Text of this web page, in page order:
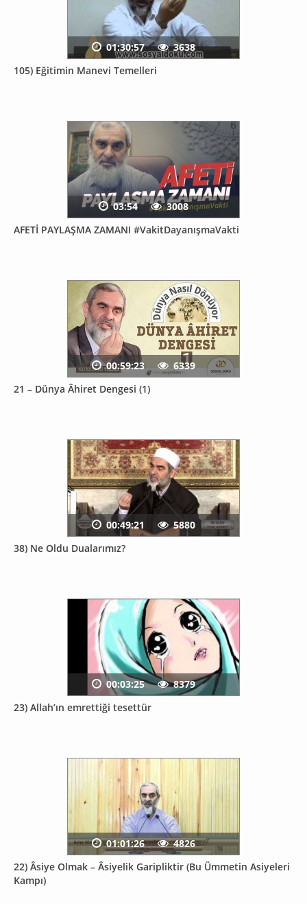
105) Eğitimin Manevi Temelleri
01:30:57 3638
AFETİ PAYLAŞMA ZAMANI #VakitDayanışmaVakti
03:54 3008
21 – Dünya Âhiret Dengesi (1)
00:59:23 6339
38) Ne Oldu Dualarımız?
00:49:21 5880
23) Allah’ın emrettiği tesettür
00:03:25 8379
22) Âsiye Olmak – Âsiyelik Garipliktir (Bu Ümmetin Asiyeleri
Kampı)
01:01:26 4826